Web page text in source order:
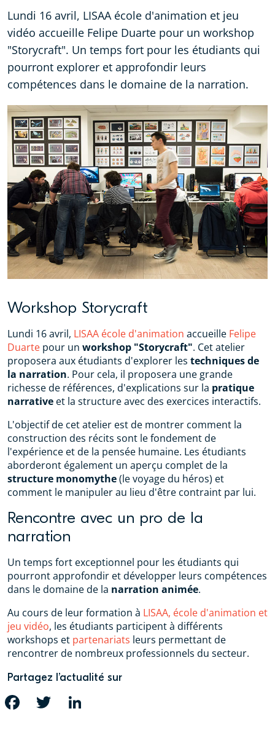
Lundi 16 avril, LISAA école d'animation et jeu
vidéo accueille Felipe Duarte pour un workshop
"Storycraft". Un temps fort pour les étudiants qui
pourront explorer et approfondir leurs
compétences dans le domaine de la narration.
Workshop Storycraft
Lundi 16 avril, LISAA école d'animation accueille Felipe
Duarte pour un workshop "Storycraft". Cet atelier
proposera aux étudiants d'explorer les techniques de
la narration. Pour cela, il proposera une grande
richesse de références, d'explications sur la pratique
narrative et la structure avec des exercices interactifs.
L'objectif de cet atelier est de montrer comment la
construction des récits sont le fondement de
l'expérience et de la pensée humaine. Les étudiants
aborderont également un aperçu complet de la
structure monomythe(le voyage du héros) et
comment le manipuler au lieu d'être contraint par lui.
Rencontre avec un pro de la
narration
Un temps fort exceptionnel pour les étudiants qui
pourront approfondir et développer leurs compétences
dans le domaine de la narration animée.
Au cours de leur formation à LISAA, école d'animation et
jeu vidéo, les étudiants participent à différents
workshops et partenariats leurs permettant de
rencontrer de nombreux professionnels du secteur.
Partagez l’actualité sur
FACEBOOK TWITTER